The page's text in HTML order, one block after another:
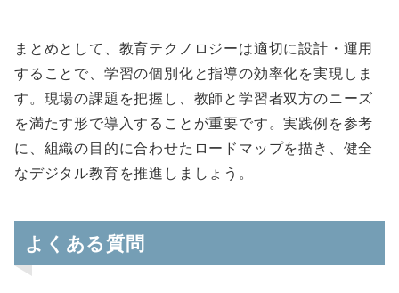
まとめとして、教育テクノロジーは適切に設計・運用
することで、学習の個別化と指導の効率化を実現しま
す。現場の課題を把握し、教師と学習者双方のニーズ
を満たす形で導入することが重要です。実践例を参考
に、組織の目的に合わせたロードマップを描き、健全
なデジタル教育を推進しましょう。
よくある質問